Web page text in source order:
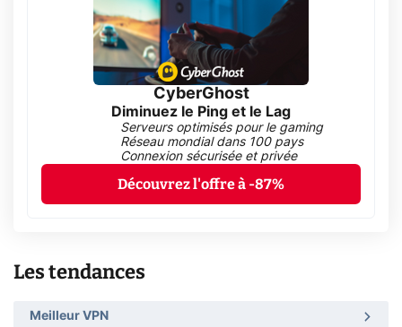
CyberGhost
Diminuez le Ping et le Lag
Serveurs optimisés pour le gaming
Réseau mondial dans 100 pays
Connexion sécurisée et privée
Découvrez l'offre à -87%
Les tendances
Meilleur VPN